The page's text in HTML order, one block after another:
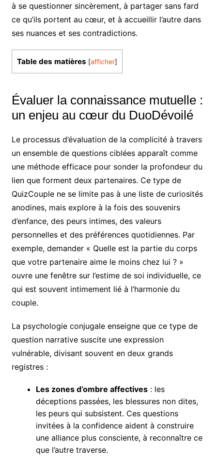
à se questionner sincèrement, à partager sans fard
ce qu’ils portent au cœur, et à accueillir l’autre dans
ses nuances et ses contradictions.
Table des matières [afficher]
Évaluer la connaissance mutuelle :
un enjeu au cœur du DuoDévoilé
Le processus d’évaluation de la complicité à travers
un ensemble de questions ciblées apparaît comme
une méthode efficace pour sonder la profondeur du
lien que forment deux partenaires. Ce type de
QuizCouple ne se limite pas à une liste de curiosités
anodines, mais explore à la fois des souvenirs
d’enfance, des peurs intimes, des valeurs
personnelles et des préférences quotidiennes. Par
exemple, demander « Quelle est la partie du corps
que votre partenaire aime le moins chez lui ? »
ouvre une fenêtre sur l’estime de soi individuelle, ce
qui est souvent intimement lié à l’harmonie du
couple.
La psychologie conjugale enseigne que ce type de
question narrative suscite une expression
vulnérable, divisant souvent en deux grands
registres :
Les zones d’ombre affectives: les
déceptions passées, les blessures non dites,
les peurs qui subsistent. Ces questions
invitées à la confidence aident à construire
une alliance plus consciente, à reconnaître ce
que l’autre traverse.